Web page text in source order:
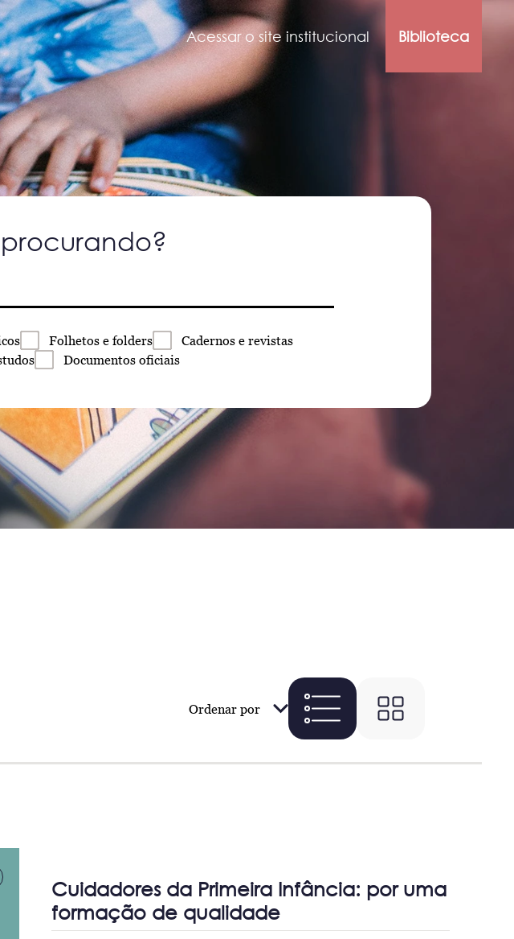
Acessar o site institucional Biblioteca
Folhetos e folders Cadernos e revistas
Documentos oficiais
Ordenar por
Cuidadores da Primeira Infância: por uma
formação de qualidade